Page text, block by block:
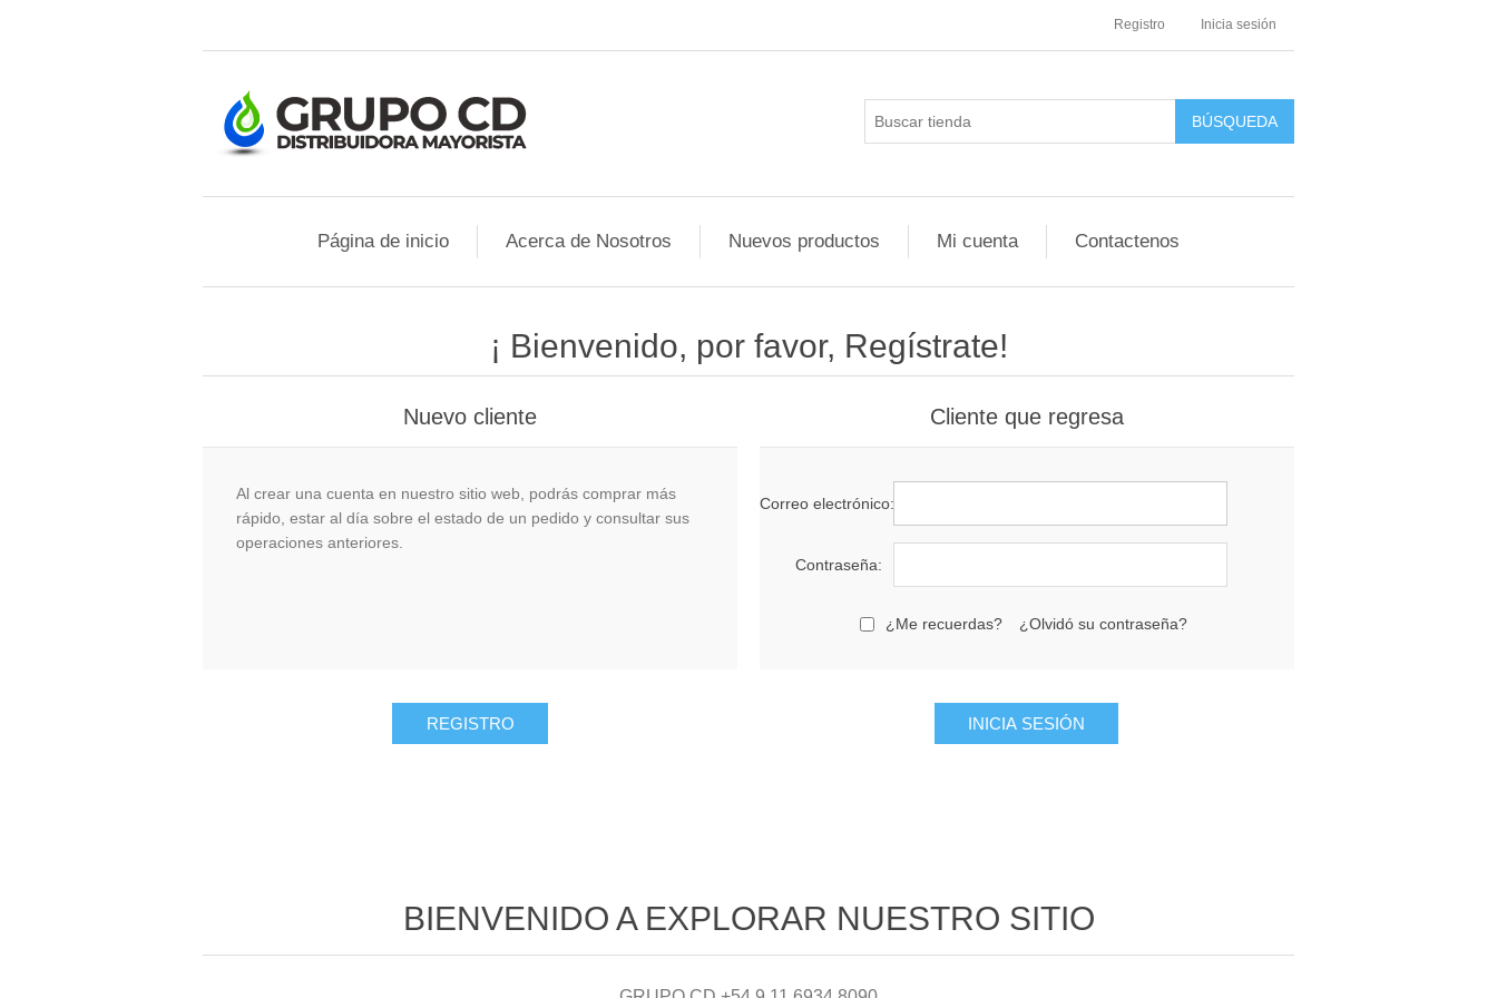
Registro Inicia sesión
Página de inicio Acerca de Nosotros Nuevos productos Mi cuenta Contactenos
¡ Bienvenido, por favor, Regístrate!
Nuevo cliente
Al crear una cuenta en nuestro sitio web, podrás comprar más
rápido, estar al día sobre el estado de un pedido y consultar sus
operaciones anteriores.
Cliente que regresa
Correo electrónico:
Contraseña:
¿Me recuerdas? ¿Olvidó su contraseña?
BIENVENIDO A EXPLORAR NUESTRO SITIO